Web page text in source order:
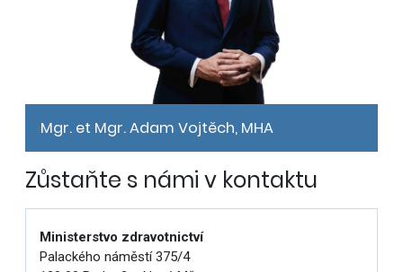
Mgr. et Mgr. Adam Vojtěch, MHA
Zůstaňte s námi v kontaktu
Ministerstvo zdravotnictví
Palackého náměstí 375/4